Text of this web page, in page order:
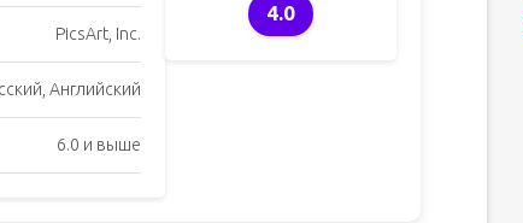
PicsArt, Inc.
Английский
6.0 и выше
4.0